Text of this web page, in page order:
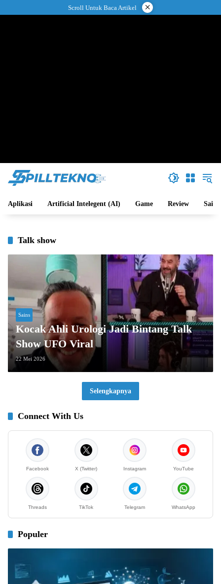
ke
Scroll Untuk Baca Artikel ×
Aplikasi Artificial Intelegent (AI) Game Review Sains
Talk show
Sains
Kocak Ahli Urologi Jadi Bintang Talk
Show UFO Viral
22 Mei 2026
Selengkapnya
Connect With Us
Facebook X (Twitter) Instagram YouTube
Threads TikTok Telegram WhatsApp
Populer